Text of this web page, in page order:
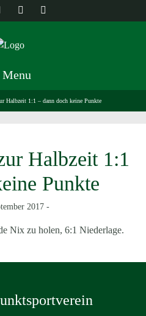
Menu
Halbzeit 1:1 – dann doch keine Punkte
Halbzeit 1:1
Punkte
2017
Nix zu holen, 6:1 Niederlage.